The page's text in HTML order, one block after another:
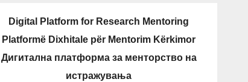
Digital Platform for Research Mentoring
Platformë Dixhitale për Mentorim Kërkimor
Дигитална платформа за менторство на
истражувања